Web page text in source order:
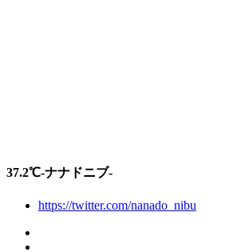
37.2℃-ナナドニブ-
https://twitter.com/nanado_nibu